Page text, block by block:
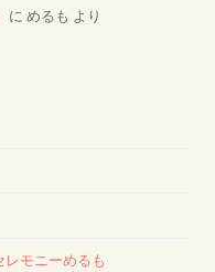
に めるも より
モニーめるも